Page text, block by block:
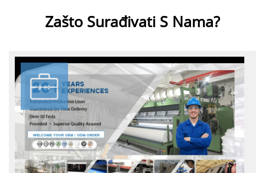
Zašto Surađivati S Nama?